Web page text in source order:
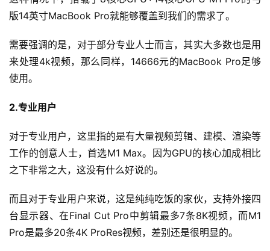
版14英寸MacBook Pro就能够覆盖到我们的需求了。
来处理4k视频，那么同样，14666元的MacBook Pro足够
使用。
工作的创意人士，首选M1 Max。因为GPU的核心加成相比
之下非常之大，这没有什么好说的。
台显示器、在Final Cut Pro中剪辑最多7条8K视频，而M1
Pro是最多20条4K ProRes视频，差别还是很明显的。